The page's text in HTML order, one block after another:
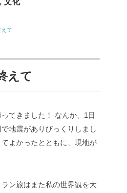
えて
えて
てきました！
なんか、1日
地震がありびっくりしまし
よかったとともに、現地が
ン旅はまた私の世界観を大